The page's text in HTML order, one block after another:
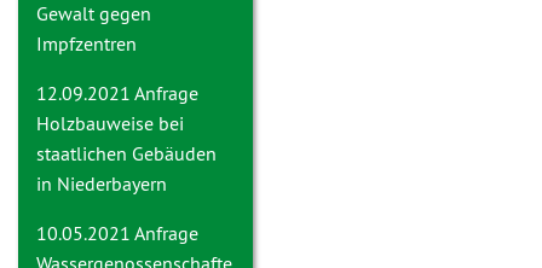
Gewalt gegen
Impfzentren
12.09.2021 Anfrage
Holzbauweise bei
staatlichen Gebäuden
in Niederbayern
10.05.2021 Anfrage
Wassergenossenschafte